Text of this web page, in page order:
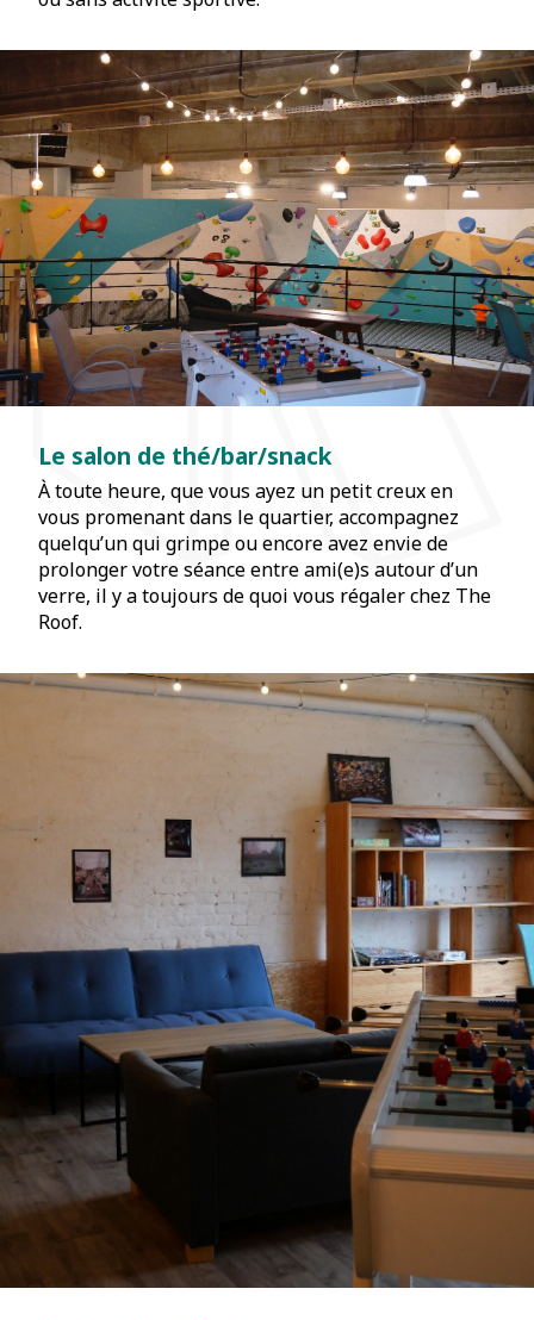
Le salon de thé/bar/snack
À toute heure, que vous ayez un petit creux en
vous promenant dans le quartier, accompagnez
quelqu’un qui grimpe ou encore avez envie de
prolonger votre séance entre ami(e)s autour d’un
verre, il y a toujours de quoi vous régaler chez The
Roof.